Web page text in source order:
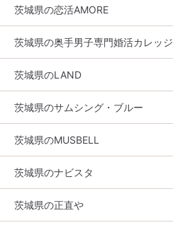
茨城県の恋活AMORE
茨城県の奥手男子専門婚活カレッジ
茨城県のLAND
茨城県のサムシング・ブルー
茨城県のMUSBELL
茨城県のナビスタ
茨城県の正直や